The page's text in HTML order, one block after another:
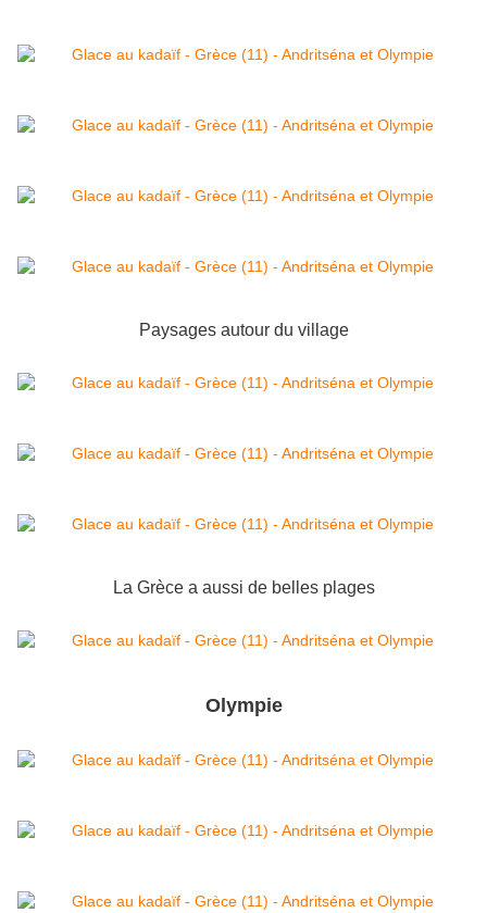
Paysages autour du village
La Grèce a aussi de belles plages
Olympie